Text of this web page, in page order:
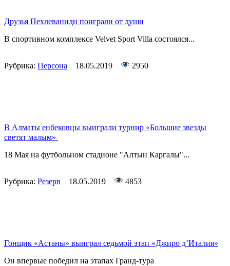
Друзья Пехлеваниди поиграли от души
В спортивном комплексе Velvet Sport Villa состоялся...
Рубрика: Персона 18.05.2019 2950
В Алматы енбековцы выиграли турнир «Большие звезды
светят малым»
18 Мая на футбольном стадионе "Алтын Каргалы"...
Рубрика: Резерв 18.05.2019 4853
Гонщик «Астаны» выиграл седьмой этап «Джиро д’Италия»
Он впервые победил на этапах Гранд-тура